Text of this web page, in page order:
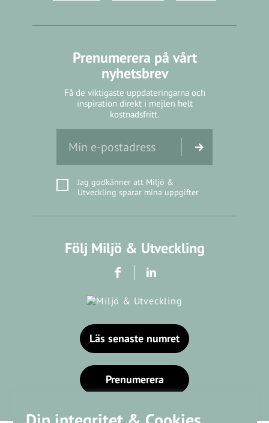
Prenumerera på vårt
nyhetsbrev
Få de viktigaste uppdateringarna och
inspiration direkt i mejlen helt
kostnadsfritt.
Jag godkänner att Miljö &
Utveckling sparar mina uppgifter
Följ Miljö & Utveckling
Läs senaste numret
Prenumerera